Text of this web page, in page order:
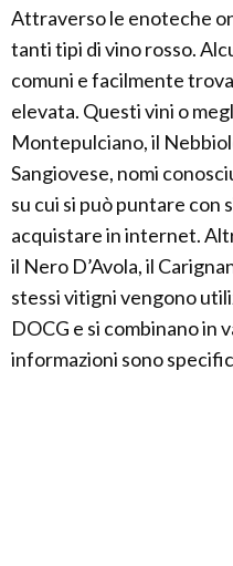
Attraverso le enoteche
tanti tipi di vino rosso.
comuni e facilmente
elevata. Questi vini o
Montepulciano, il
Sangiovese, nomi
su cui si può puntare con
acquistare in internet.
il Nero D’Avola, il
stessi vitigni vengono
DOCG e si combinano in
informazioni sono